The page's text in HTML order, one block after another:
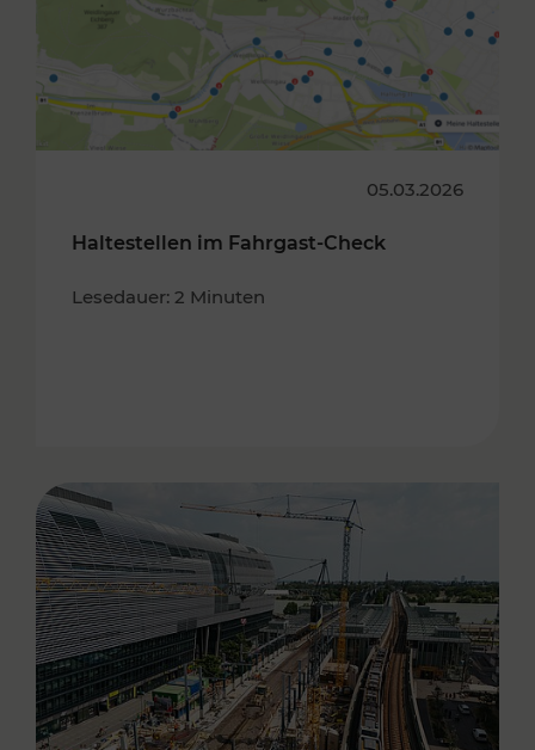
05.03.2026
Haltestellen im Fahrgast-Check
Lesedauer: 2 Minuten